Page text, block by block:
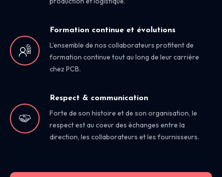
Formation continue et évolutions
L’ensemble de nos collaborateurs profitent de
formation continue tout au long de leur carrière
chez PCB.
Respect & communication
Forte de son histoire et de son organisation, le
respect est au coeur des échanges entre la
direction, les collaborateurs et les fournisseurs.